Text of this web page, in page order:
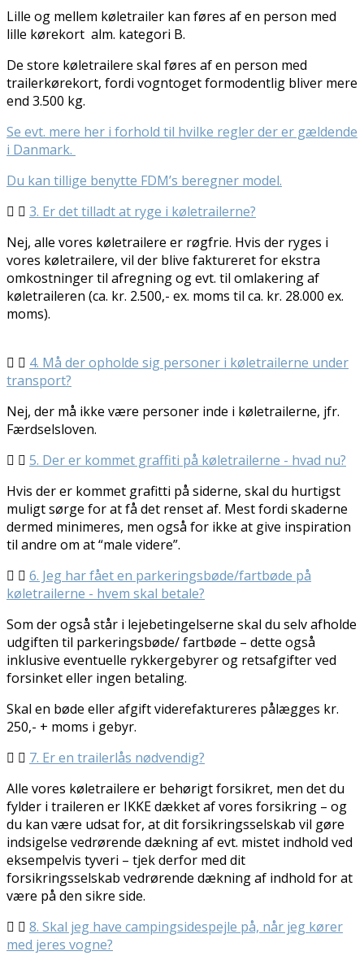
Lille og mellem køletrailer kan føres af en person med
lille kørekort alm. kategori B.
De store køletrailere skal føres af en person med
trailerkørekort, fordi vogntoget formodentlig bliver mere
end 3.500 kg.
Se evt. mere her i forhold til hvilke regler der er gældende
i Danmark.
Du kan tillige benytte FDM’s beregner model.
3. Er det tilladt at ryge i køletrailerne?
Nej, alle vores køletrailere er røgfrie. Hvis der ryges i
vores køletrailere, vil der blive faktureret for ekstra
omkostninger til afregning og evt. til omlakering af
køletraileren (ca. kr. 2.500,- ex. moms til ca. kr. 28.000 ex.
moms).
4. Må der opholde sig personer i køletrailerne under
transport?
Nej, der må ikke være personer inde i køletrailerne, jfr.
Færdselsloven.
5. Der er kommet graffiti på køletrailerne - hvad nu?
Hvis der er kommet grafitti på siderne, skal du hurtigst
muligt sørge for at få det renset af. Mest fordi skaderne
dermed minimeres, men også for ikke at give inspiration
til andre om at “male videre”.
6. Jeg har fået en parkeringsbøde/fartbøde på
køletrailerne - hvem skal betale?
Som der også står i lejebetingelserne skal du selv afholde
udgiften til parkeringsbøde/ fartbøde – dette også
inklusive eventuelle rykkergebyrer og retsafgifter ved
forsinket eller ingen betaling.
Skal en bøde eller afgift viderefaktureres pålægges kr.
250,- + moms i gebyr.
7. Er en trailerlås nødvendig?
Alle vores køletrailere er behørigt forsikret, men det du
fylder i traileren er IKKE dækket af vores forsikring – og
du kan være udsat for, at dit forsikringsselskab vil gøre
indsigelse vedrørende dækning af evt. mistet indhold ved
eksempelvis tyveri – tjek derfor med dit
forsikringsselskab vedrørende dækning af indhold for at
være på den sikre side.
8. Skal jeg have campingsidespejle på, når jeg kører
med jeres vogne?